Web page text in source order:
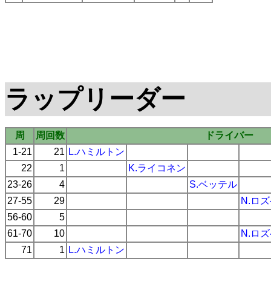
ラップリーダー
周 周回数
ドライバー
1-21
21 L.ハミルトン
22
1
K.ライコネン
23-26
4
S.ベッテル
27-55
29
N.ロ
56-60
5
61-70
10
N.ロ
71
1 L.ハミルトン